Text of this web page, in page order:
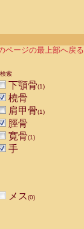
ページの最上部へ戻る
索
下顎骨(1)
橈骨
肩甲骨(1)
脛骨
寛骨(1)
手
メス(0)